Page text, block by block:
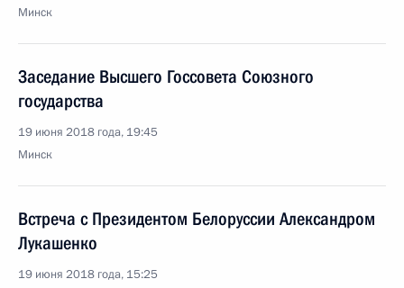
Минск
Заседание Высшего Госсовета Союзного
государства
19 июня 2018 года, 19:45
Минск
Встреча с Президентом Белоруссии Александром
Лукашенко
19 июня 2018 года, 15:25